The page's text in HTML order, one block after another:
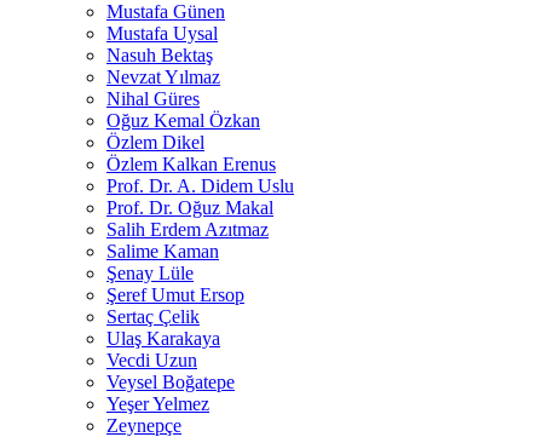
Mustafa Günen
Mustafa Uysal
Nasuh Bektaş
Nevzat Yılmaz
Nihal Güres
Oğuz Kemal Özkan
Özlem Dikel
Özlem Kalkan Erenus
Prof. Dr. A. Didem Uslu
Prof. Dr. Oğuz Makal
Salih Erdem Azıtmaz
Salime Kaman
Şenay Lüle
Şeref Umut Ersop
Sertaç Çelik
Ulaş Karakaya
Vecdi Uzun
Veysel Boğatepe
Yeşer Yelmez
Zeynepçe